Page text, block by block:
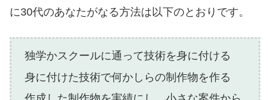
に30代のあなたがなる方法は以下のとおりです。
独学かスクールに通って技術を身に付ける
身に付けた技術で何かしらの制作物を作る